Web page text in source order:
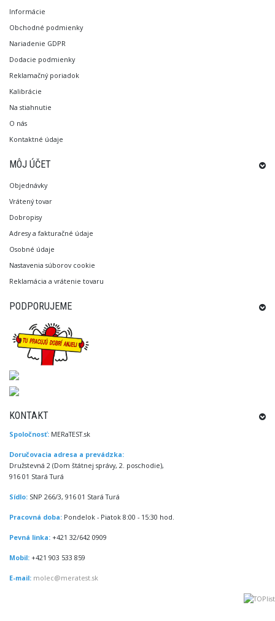
Informácie
Obchodné podmienky
Nariadenie GDPR
Dodacie podmienky
Reklamačný poriadok
Kalibrácie
Na stiahnutie
O nás
Kontaktné údaje
MÔJ ÚČET
Objednávky
Vrátený tovar
Dobropisy
Adresy a fakturačné údaje
Osobné údaje
Nastavenia súborov cookie
Reklamácia a vrátenie tovaru
PODPORUJEME
KONTAKT
Spoločnosť: MERaTEST.sk
Doručovacia adresa a prevádzka:
Družstevná 2 (Dom štátnej správy, 2. poschodie),
916 01 Stará Turá
Sídlo: SNP 266/3, 916 01 Stará Turá
Pracovná doba: Pondelok - Piatok 8:00 - 15:30 hod.
Pevná linka: +421 32/642 0909
Mobil: +421 903 533 859
E-mail: molec@meratest.sk